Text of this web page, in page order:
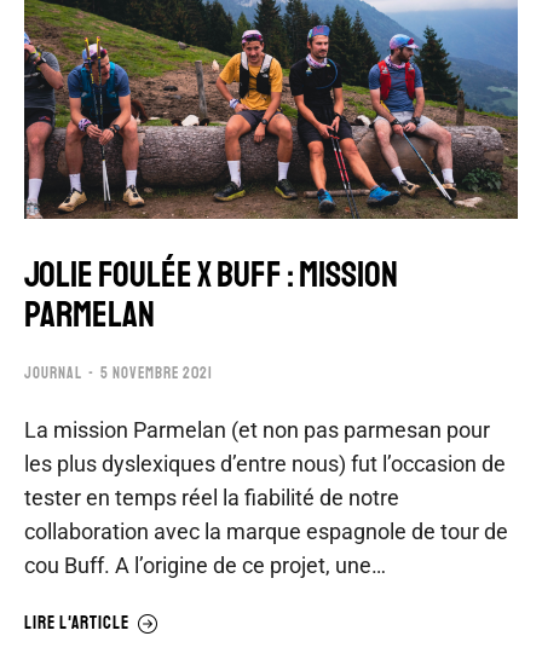
JOLIE FOULÉE x BUFF : MISSION
PARMELAN
JOURNAL 5 NOVEMBRE 2021
La mission Parmelan (et non pas parmesan pour
les plus dyslexiques d’entre nous) fut l’occasion de
tester en temps réel la fiabilité de notre
collaboration avec la marque espagnole de tour de
cou Buff. A l’origine de ce projet, une…
LIRE L'ARTICLE